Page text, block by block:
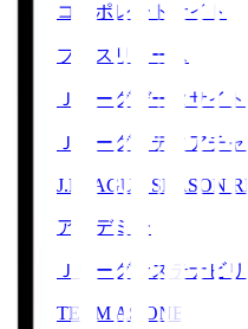
コーポレートサイト
プレスリリース
Ｊリーグデータサイト
Ｊリーグメディアチ
J.LEAGUE SEASON
アカデミー
Ｊリーグサステナビリ
TEAM AS ONE